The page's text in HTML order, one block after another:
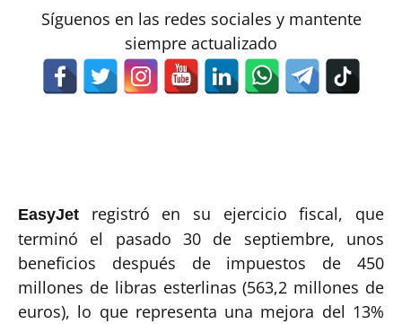
Síguenos en las redes sociales y mantente
siempre actualizado
EasyJet registró en su ejercicio fiscal, que
terminó el pasado 30 de septiembre, unos
beneficios después de impuestos de 450
millones de libras esterlinas (563,2 millones de
euros), lo que representa una mejora del 13%